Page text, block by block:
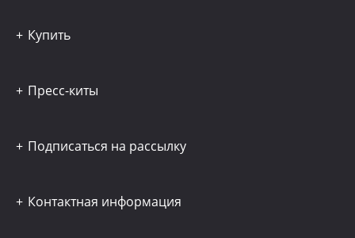
Купить
Пресс-киты
Подписаться на рассылку
Контактная информация